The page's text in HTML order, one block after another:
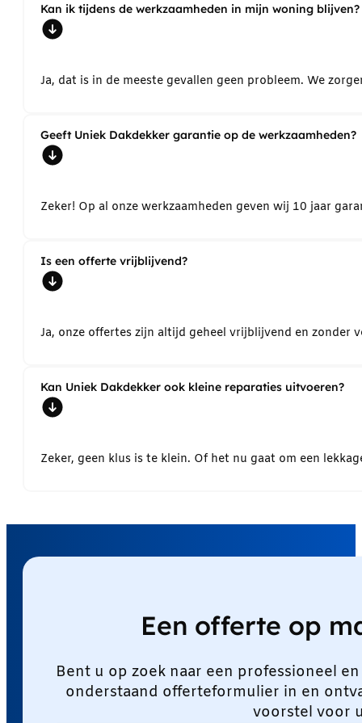
Kan ik tijdens de werkzaamheden in mijn woning blijven?
Ja, dat is in de meeste gevallen geen probleem. We
Geeft Uniek Dakdekker garantie op de werkzaamheden?
Zeker! Op al onze werkzaamheden geven wij 10 jaar
Is een offerte vrijblijvend?
Ja, onze offertes zijn altijd geheel vrijblijvend en
Kan Uniek Dakdekker ook kleine reparaties uitvoeren?
Zeker, geen klus is te klein. Of het nu gaat om een
Een offerte op
Bent u op zoek naar een professioneel
onderstaand offerteformulier in en
voorstel voor